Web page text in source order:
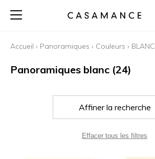
Accueil › Panoramiques › Couleurs › BLANC
Panoramiques blanc (24)
Affiner la recherche
Effacer tous les filtres